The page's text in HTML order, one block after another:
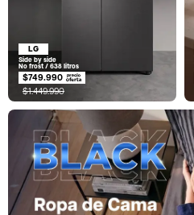
LG
Side by side
No frost / 638 litros
$749.990
$1.449.990